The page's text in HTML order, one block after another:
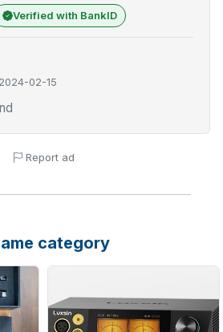
Verified with BankID
02-15
Report ad
category